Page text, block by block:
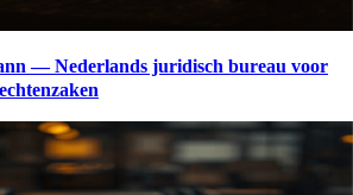
— Nederlands juridisch bureau voor